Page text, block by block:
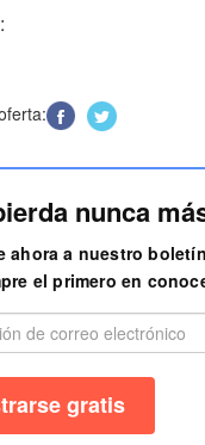
nunca
ahora a nuestro
el primero en